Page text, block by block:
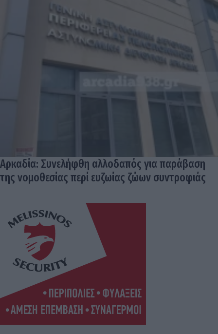
Αρκαδία: Συνελήφθη αλλοδαπός για παράβαση
της νομοθεσίας περί ευζωίας ζώων συντροφιάς